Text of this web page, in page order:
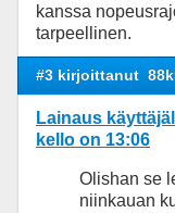
kanssa
tarpeellinen.
#3 kirjoittanut
Lainaus
kello on 13:06
Olishan se
niinkauan